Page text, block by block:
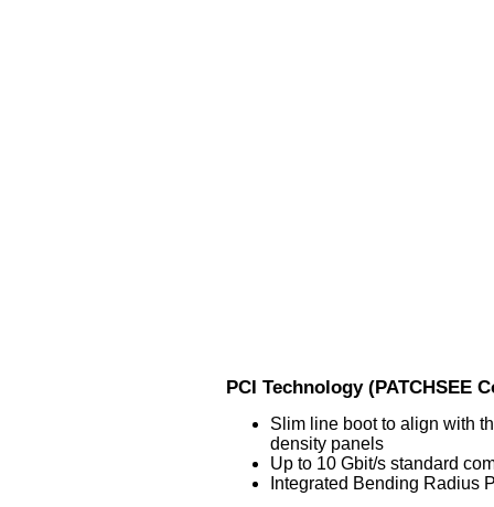
PCI Technology (PATCHSEE
Slim line boot to align with
density panels
Up to 10 Gbit/s standard
Integrated Bending Radius